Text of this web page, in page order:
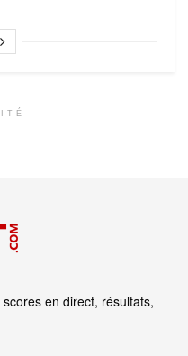
en direct, résultats,